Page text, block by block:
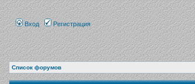
Вход Регистрация
Список форумов